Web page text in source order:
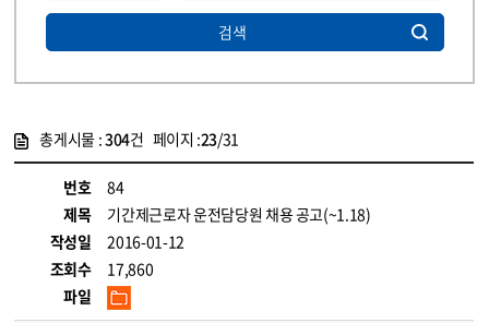
검색
총게시물 :304건 페이지 :23/31
번호
84
제목
기간제근로자 운전담당원 채용 공고(~1.18)
작성일
2016-01-12
조회수
17,860
파일